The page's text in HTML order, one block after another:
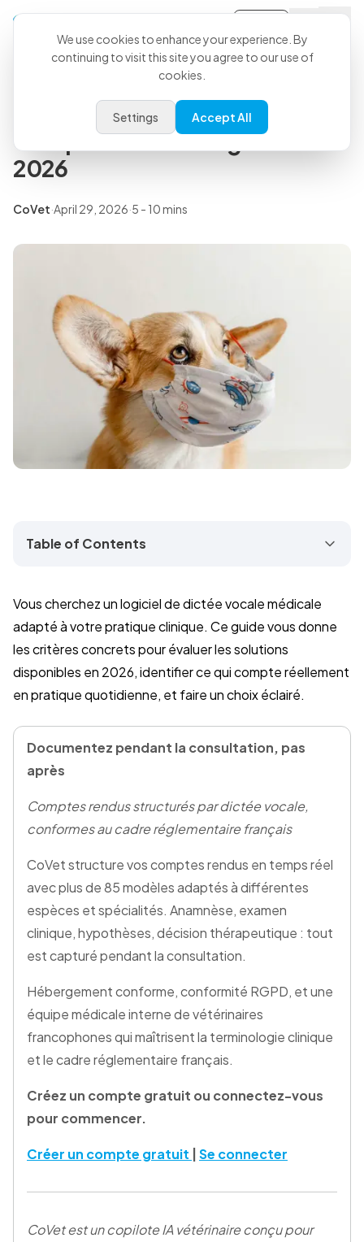
Back to all articles
Dictée vocale médicale:
Comparaison des logiciels de
2026
CoVet·April 29, 2026·5 - 10 mins
Table of Contents
Vous cherchez un logiciel de dictée vocale médicale
adapté à votre pratique clinique. Ce guide vous donne
les critères concrets pour évaluer les solutions
disponibles en 2026, identifier ce qui compte réellement
en pratique quotidienne, et faire un choix éclairé.
Documentez pendant la consultation, pas
après
Comptes rendus structurés par dictée vocale,
conformes au cadre réglementaire français
CoVet structure vos comptes rendus en temps réel
avec plus de 85 modèles adaptés à différentes
espèces et spécialités. Anamnèse, examen
clinique, hypothèses, décision thérapeutique : tout
est capturé pendant la consultation.
Hébergement conforme, conformité RGPD, et une
équipe médicale interne de vétérinaires
francophones qui maîtrisent la terminologie clinique
et le cadre réglementaire français.
Créez un compte gratuit ou connectez-vous
pour commencer.
Créer un compte gratuit |Se connecter
CoVet est un copilote IA vétérinaire conçu pour
We use cookies to enhance your experience. By
continuing to visit this site you agree to our use of
cookies.
Settings Accept All